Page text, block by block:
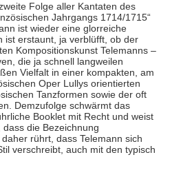
Folge aller Kantaten des
Jahrgangs 1714/1715“
ist wieder eine glorreiche
ist erstaunt, ja verblüfft, ob der
Kompositionskunst Telemanns –
die ja schnell langweilen
Vielfalt in einer kompakten, am
Oper Lullys orientierten
Tanzformen sowie der oft
Demzufolge schwärmt das
Booklet mit Recht und weist
die Bezeichnung
rührt, dass Telemann sich
verschreibt, auch mit den typisch